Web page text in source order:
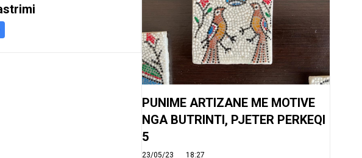
PUNIME ARTIZANE ME MOTIVE
NGA BUTRINTI, PJETER PERKEQI
5
23/05/23 18:27